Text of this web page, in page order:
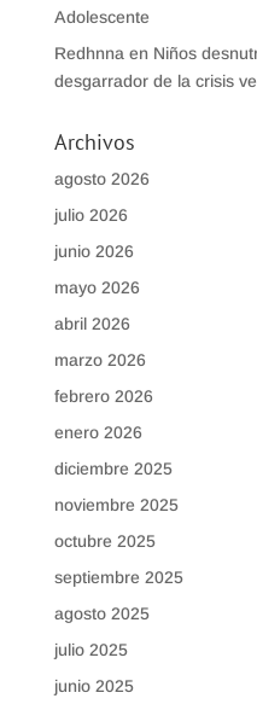
Adolescente
Redhnna en Niños
desgarrador de la crisis
Archivos
agosto 2026
julio 2026
junio 2026
mayo 2026
abril 2026
marzo 2026
febrero 2026
enero 2026
diciembre 2025
noviembre 2025
octubre 2025
septiembre 2025
agosto 2025
julio 2025
junio 2025